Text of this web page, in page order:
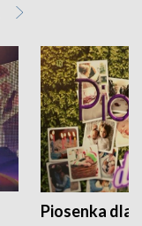
Piosenka dla